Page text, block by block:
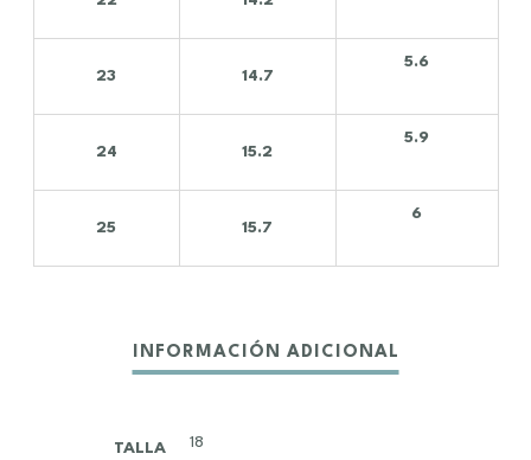
23 14.7
5.6
24 15.2
5.9
25 15.7
6
TALLA 18